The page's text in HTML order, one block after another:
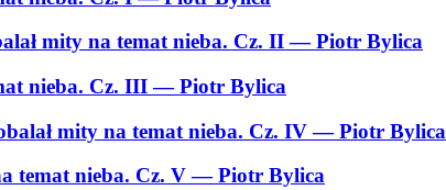
mity na temat nieba. Cz. II— Piotr Bylica
nieba. Cz. III— Piotr Bylica
mity na temat nieba. Cz. IV— Piotr Bylica
temat nieba. Cz. V— Piotr Bylica